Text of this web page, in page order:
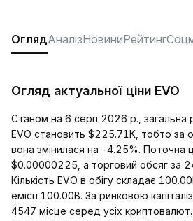
ОглядАналізНовиниРейтинг
Огляд актуальної ціни EVO
Станом на 6 серп 2026 р., загальна
EVO становить $225.71K, тобто за
вона змінилася на -4.25%. Поточна
$0.00000225, а торговий обсяг за
Кількість EVO в обігу складає
емісії 100.00B. За ринковою
4547 місце серед усіх